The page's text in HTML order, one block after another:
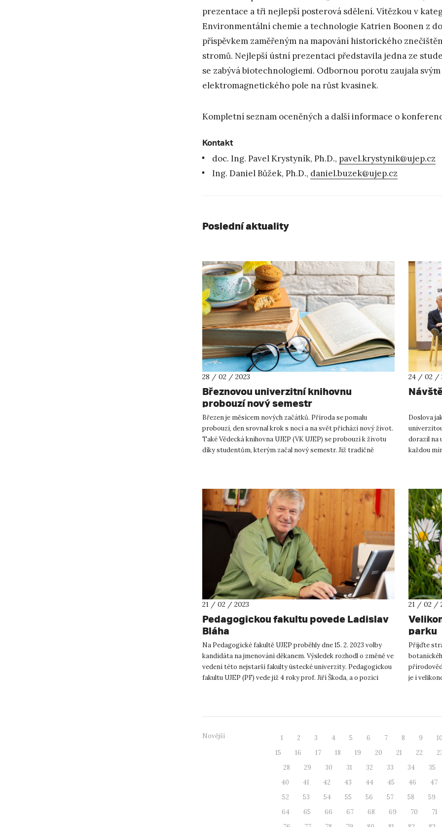
prezentace a tři nejlepší posterová sdělení. Vítězkou v
Environmentální chemie a technologie Katrien Boonen z
příspěvkem zaměřeným na mapování historického
stromů. Nejlepší ústní prezentaci představila jedna ze
se zabývá biotechnologiemi. Odbornou porotu zaujala
elektromagnetického pole na růst kvasinek.
Kompletní seznam oceněných a další informace o
Kontakt
doc. Ing. Pavel Krystyník, Ph.D., pavel.krystynik@ujep.cz
Ing. Daniel Bůžek, Ph.D., daniel.buzek@ujep.cz
Poslední aktuality
28 / 02 / 2023
Březnovou univerzitní knihovnu
probouzí nový semestr
Březen je měsícem nových začátků. Příroda se pomalu
probouzí, den srovnal krok s nocí a na svět přichází nový život.
Také Vědecká knihovna UJEP (VK UJEP) se probouzí k životu
díky studentům, kterým začal nový semestr. Již tradičně
24 / 02 /
Doslova
dorazil na
každou
21 / 02 / 2023
Pedagogickou fakultu povede Ladislav
Bláha
Na Pedagogické fakultě UJEP proběhly dne 15. 2. 2023 volby
kandidáta na jmenování děkanem. Výsledek rozhodl o změně ve
vedení této nejstarší fakulty ústecké univerzity. Pedagogickou
fakultu UJEP (PF) vede již 4 roky prof. Jiří Škoda, a o pozici
21 / 02 /
parku
Přijďte
je i
Novější 1 2 3 4 5 6 7 8 9
15
16 17 18 19 20 21 22
28
29 30 31 32 33 34
35
40
41 42 43 44 45 46
47
52
53 54 55 56 57 58
59
64
65 66 67 68 69 70
71